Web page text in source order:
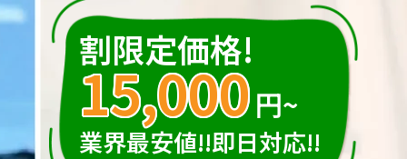
割限定価格!
15,000 円~
業界最安値!!即日対応!!